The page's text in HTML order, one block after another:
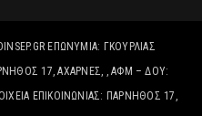
ΕΠΩΝΥΜΊΑ: ΓΚΟΥΡΛΙΑΣ
17, ΑΧΑΡΝΕΣ, , ΑΦΜ – ΔΟΥ:
ΕΠΙΚΟΙΝΩΝΊΑΣ: ΠΑΡΝΗΘΟΣ 17,